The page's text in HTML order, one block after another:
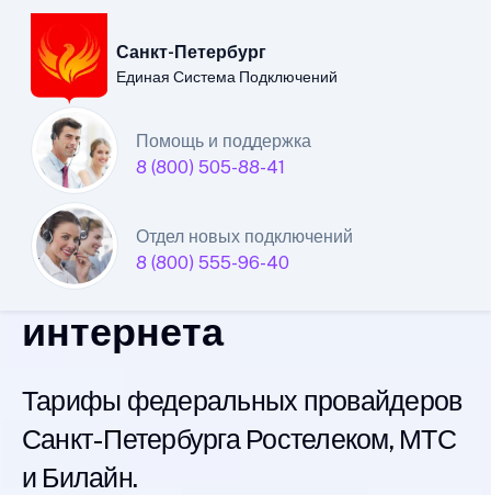
Санкт-Петербург
Единая Система Подключений
Помощь и поддержка
8 (800) 505-88-41
Отдел новых подключений
8 (800) 555-96-40
Санкт-Петербургский
филиал
Единой Системы
Подключений
интернета
Тарифы федеральных провайдеров
Санкт-Петербурга Ростелеком, МТС
и Билайн.